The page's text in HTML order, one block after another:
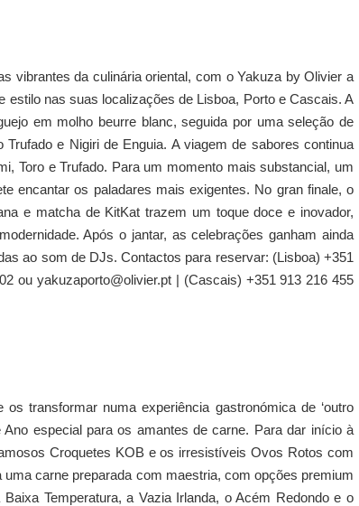
vibrantes da culinária oriental, com o Yakuza by Olivier a
nas suas localizações de Lisboa, Porto e Cascais. A
em molho beurre blanc, seguida por uma seleção de
e Nigiri de Enguia. A viagem de sabores continua
Toro e Trufado. Para um momento mais substancial, um
encantar os paladares mais exigentes. No gran finale, o
e matcha de KitKat trazem um toque doce e inovador,
Após o jantar, as celebrações ganham ainda
ao som de DJs. Contactos para reservar: (Lisboa) +351
ou yakuzaporto@olivier.pt | (Cascais) +351 913 216 455
transformar numa experiência gastronómica de ‘outro
especial para os amantes de carne. Para dar início à
Croquetes KOB e os irresistíveis Ovos Rotos com
carne preparada com maestria, com opções premium
Temperatura, a Vazia Irlanda, o Acém Redondo e o